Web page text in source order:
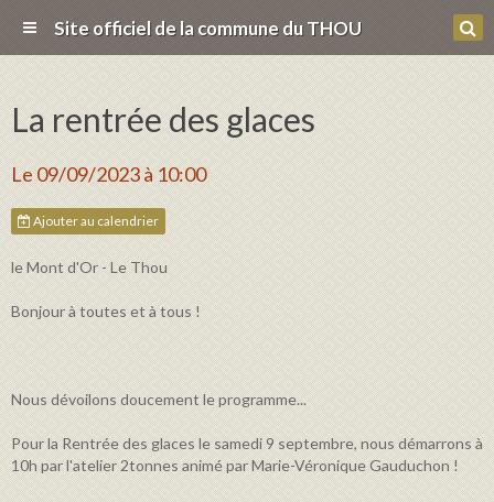
Site officiel de la commune du THOU
La rentrée des glaces
Le 09/09/2023à 10:00
Ajouter au calendrier
le Mont d'Or - Le Thou
Bonjour à toutes et à tous !
Nous dévoilons doucement le programme...
Pour la Rentrée des glaces le samedi 9 septembre, nous démarrons à
10h par l'atelier 2tonnes animé par Marie-Véronique Gauduchon !